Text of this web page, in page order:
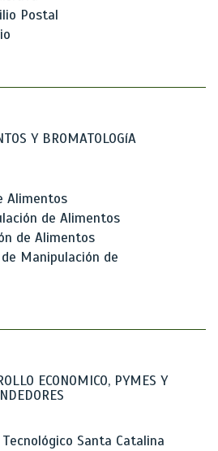
Postal
Y BROMATOLOGíA
Alimentos
de Alimentos
de Alimentos
Manipulación de
ECONOMICO, PYMES Y
Santa Catalina